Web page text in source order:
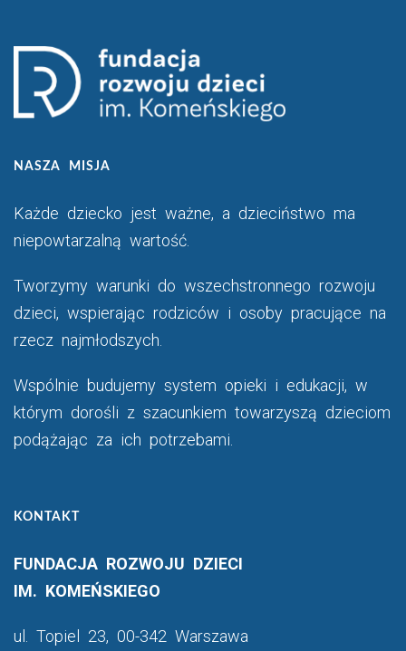
NASZA MISJA
Każde dziecko jest ważne, a dzieciństwo ma
niepowtarzalną wartość.
Tworzymy warunki do wszechstronnego rozwoju
dzieci, wspierając rodziców i osoby pracujące na
rzecz najmłodszych.
Wspólnie budujemy system opieki i edukacji, w
którym dorośli z szacunkiem towarzyszą dzieciom
podążając za ich potrzebami.
KONTAKT
FUNDACJA ROZWOJU DZIECI
IM. KOMEŃSKIEGO
ul. Topiel 23, 00-342 Warszawa